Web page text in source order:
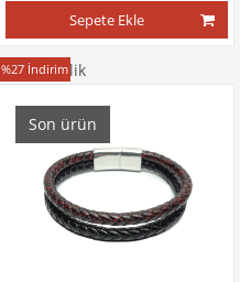
Sepete Ekle
Deri Bileklik
%27 İndirim
Son ürün